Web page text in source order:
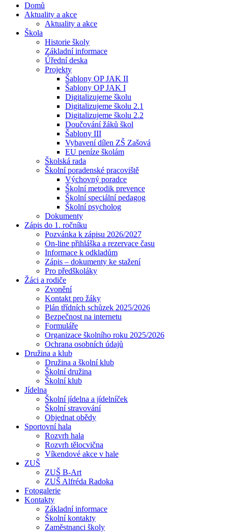
Domů
Aktuality a akce
Aktuality a akce
Škola
Historie školy
Základní informace
Úřední deska
Projekty
Šablony OP JAK II
Šablony OP JAK I
Digitalizujeme školu
Digitalizujeme školu 2.1
Digitalizujeme školu 2.2
Doučování žáků škol
Šablony III
Vybavení dílen ZŠ Zašová
EU peníze školám
Školská rada
Školní poradenské pracoviště
Výchovný poradce
Školní metodik prevence
Školní speciální pedagog
Školní psycholog
Dokumenty
Zápis do 1. ročníku
Pozvánka k zápisu 2026/2027
On-line přihláška a rezervace času
Informace k odkladům
Zápis – dokumenty ke stažení
Pro předškoláky
Žáci a rodiče
Zvonění
Kontakt pro žáky
Plán třídních schůzek 2025/2026
Bezpečnost na internetu
Formuláře
Organizace školního roku 2025/2026
Ochrana osobních údajů
Družina a klub
Družina a školní klub
Školní družina
Školní klub
Jídelna
Školní jídelna a jídelníček
Školní stravování
Objednat obědy
Sportovní hala
Rozvrh hala
Rozvrh tělocvična
Víkendové akce v hale
ZUŠ
ZUŠ B-Art
ZUŠ Alfréda Radoka
Fotogalerie
Kontakty
Základní informace
Školní kontakty
Zaměstnanci školy